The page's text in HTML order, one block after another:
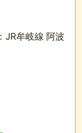
牟岐線 阿波